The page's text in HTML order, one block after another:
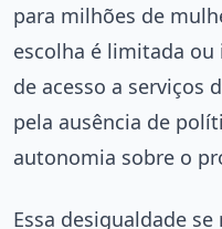
para milhões de
escolha é limitada
de acesso a serviços
pela ausência de
autonomia sobre o
Essa desigualdade